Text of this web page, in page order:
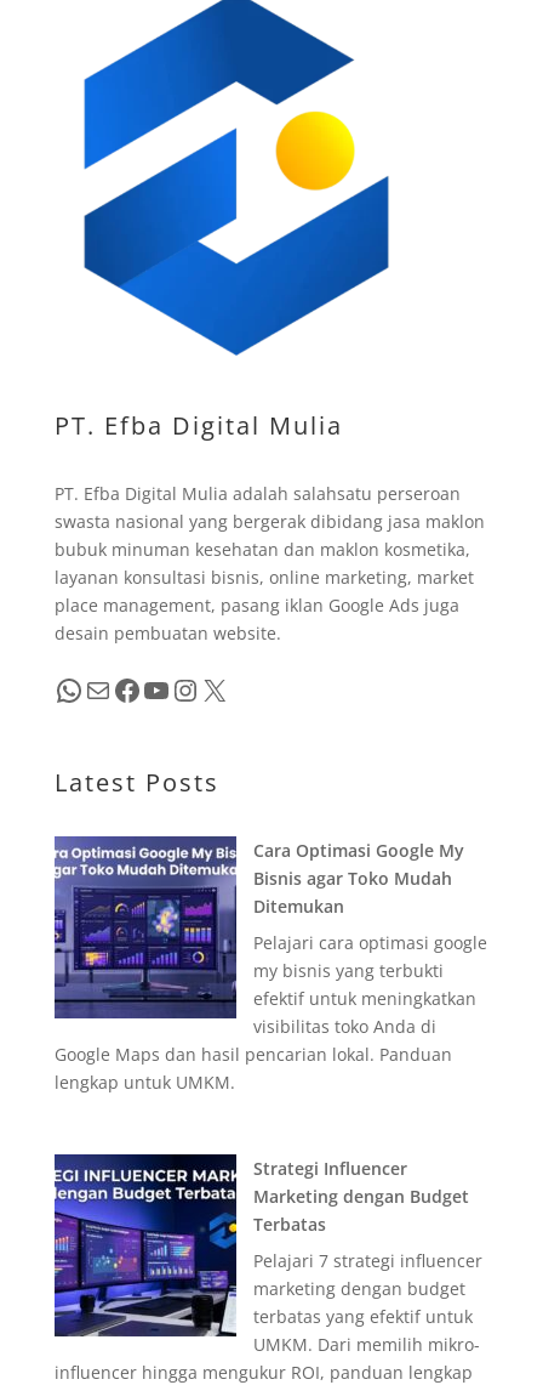
PT. Efba Digital Mulia
PT. Efba Digital Mulia adalah salahsatu perseroan
swasta nasional yang bergerak dibidang jasa maklon
bubuk minuman kesehatan dan maklon kosmetika,
layanan konsultasi bisnis, online marketing, market
place management, pasang iklan Google Ads juga
desain pembuatan website.
WhatsApp Mail Facebook YouTube InstagramX
Latest Posts
Cara Optimasi Google My
Bisnis agar Toko Mudah
Ditemukan
Pelajari cara optimasi google
my bisnis yang terbukti
efektif untuk meningkatkan
visibilitas toko Anda di
Google Maps dan hasil pencarian lokal. Panduan
lengkap untuk UMKM.
Strategi Influencer
Marketing dengan Budget
Terbatas
Pelajari 7 strategi influencer
marketing dengan budget
terbatas yang efektif untuk
UMKM. Dari memilih mikro-
influencer hingga mengukur ROI, panduan lengkap